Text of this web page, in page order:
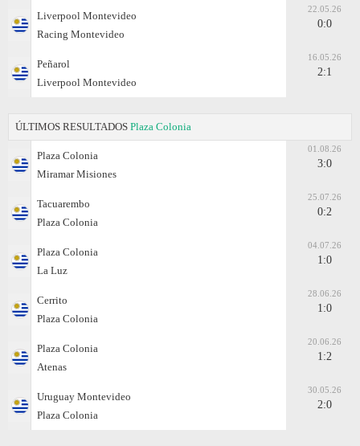
Liverpool Montevideo
Racing Montevideo
22.05.26
0:0
Peñarol
Liverpool Montevideo
16.05.26
2:1
ÚLTIMOS RESULTADOS Plaza Colonia
Plaza Colonia
Miramar Misiones
01.08.26
3:0
Tacuarembo
Plaza Colonia
25.07.26
0:2
Plaza Colonia
La Luz
04.07.26
1:0
Cerrito
Plaza Colonia
28.06.26
1:0
Plaza Colonia
Atenas
20.06.26
1:2
Uruguay Montevideo
Plaza Colonia
30.05.26
2:0